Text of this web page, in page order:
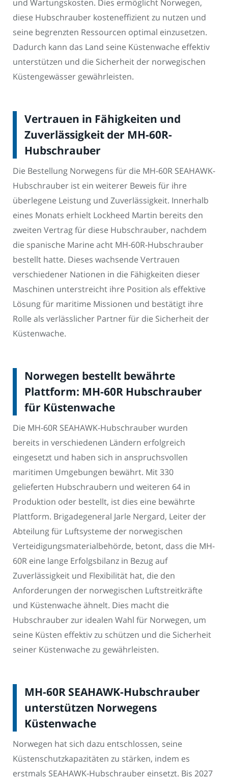
und Wartungskosten. Dies ermöglicht Norwegen,
diese Hubschrauber kosteneffizient zu nutzen und
seine begrenzten Ressourcen optimal einzusetzen.
Dadurch kann das Land seine Küstenwache effektiv
unterstützen und die Sicherheit der norwegischen
Küstengewässer gewährleisten.
Vertrauen in Fähigkeiten und
Zuverlässigkeit der MH-60R-
Hubschrauber
Die Bestellung Norwegens für die MH-60R SEAHAWK-
Hubschrauber ist ein weiterer Beweis für ihre
überlegene Leistung und Zuverlässigkeit. Innerhalb
eines Monats erhielt Lockheed Martin bereits den
zweiten Vertrag für diese Hubschrauber, nachdem
die spanische Marine acht MH-60R-Hubschrauber
bestellt hatte. Dieses wachsende Vertrauen
verschiedener Nationen in die Fähigkeiten dieser
Maschinen unterstreicht ihre Position als effektive
Lösung für maritime Missionen und bestätigt ihre
Rolle als verlässlicher Partner für die Sicherheit der
Küstenwache.
Norwegen bestellt bewährte
Plattform: MH-60R Hubschrauber
für Küstenwache
Die MH-60R SEAHAWK-Hubschrauber wurden
bereits in verschiedenen Ländern erfolgreich
eingesetzt und haben sich in anspruchsvollen
maritimen Umgebungen bewährt. Mit 330
gelieferten Hubschraubern und weiteren 64 in
Produktion oder bestellt, ist dies eine bewährte
Plattform. Brigadegeneral Jarle Nergard, Leiter der
Abteilung für Luftsysteme der norwegischen
Verteidigungsmaterialbehörde, betont, dass die MH-
60R eine lange Erfolgsbilanz in Bezug auf
Zuverlässigkeit und Flexibilität hat, die den
Anforderungen der norwegischen Luftstreitkräfte
und Küstenwache ähnelt. Dies macht die
Hubschrauber zur idealen Wahl für Norwegen, um
seine Küsten effektiv zu schützen und die Sicherheit
seiner Küstenwache zu gewährleisten.
MH-60R SEAHAWK-Hubschrauber
unterstützen Norwegens
Küstenwache
Norwegen hat sich dazu entschlossen, seine
Küstenschutzkapazitäten zu stärken, indem es
erstmals SEAHAWK-Hubschrauber einsetzt. Bis 2027